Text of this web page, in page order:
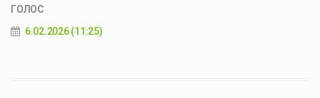
ГОЛОС
6.02.2026 (11:25)